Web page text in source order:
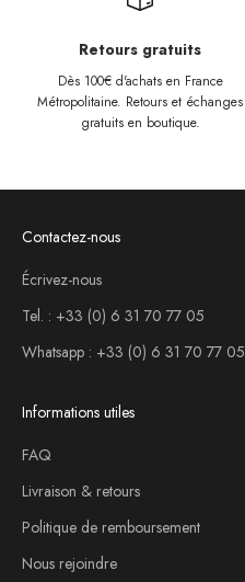
Retours gratuits
Dès 100€ d'achats en France
Métropolitaine. Retours et échanges
gratuits en boutique.
Contactez-nous
Écrivez-nous
Tel. : +33 (0) 6 31 70 77 05
Whatsapp : +33 (0) 6 31 70 77 05
Informations utiles
FAQ
Livraison & retours
Politique de remboursement
Nous rejoindre